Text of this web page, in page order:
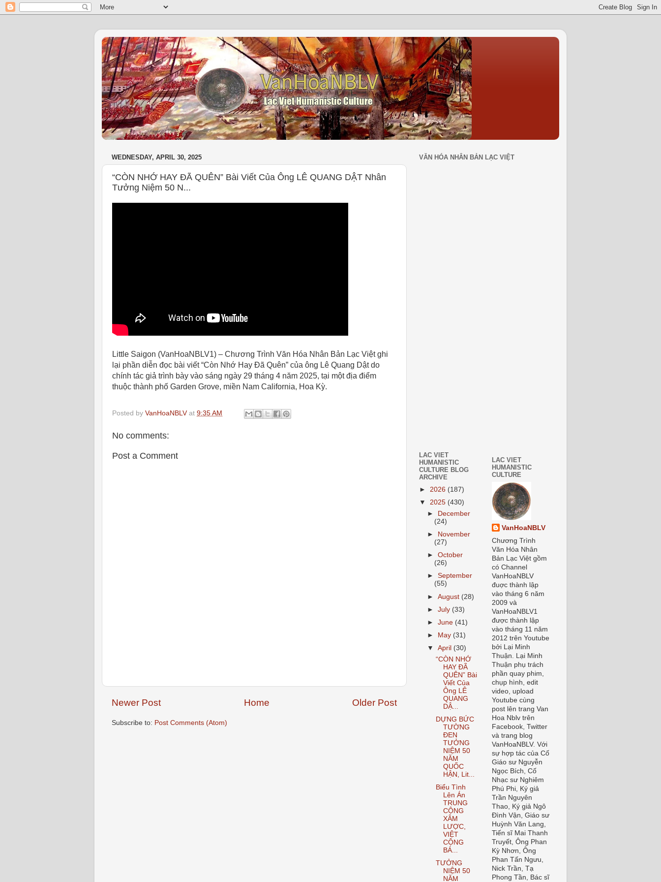
WEDNESDAY, APRIL 30, 2025
“CÒN NHỚ HAY ĐÃ QUÊN” Bài Viết Của Ông LÊ QUANG DẬT Nhân
Tưởng Niệm 50 N...
Little Saigon (VanHoaNBLV1) – Chương Trình Văn Hóa Nhân Bản Lạc Việt ghi
lại phần diễn đọc bài viết “Còn Nhớ Hay Đã Quên” của ông Lê Quang Dật do
chính tác giả trình bày vào sáng ngày 29 tháng 4 năm 2025, tại một địa điểm
thuộc thành phố Garden Grove, miền Nam California, Hoa Kỳ.
Posted by VanHoaNBLV at 9:35 AM
No comments:
Post a Comment
Newer Post Older Post
Home
Subscribe to: Post Comments (Atom)
VĂN HÓA NHÂN BẢN LẠC VIỆT
LAC VIET
HUMANISTIC
CULTURE BLOG
ARCHIVE
► 2026 (187)
▼ 2025 (430)
►
December
(24)
►
November
(27)
►October
(26)
►September
(55)
►August (28)
►July (33)
►June (41)
►
May (31)
▼April (30)
“CÒN NHỚ
HAY ĐÃ
QUÊN” Bài
Viết Của
Ông LÊ
QUANG
DẬ...
DỰNG BỨC
TƯỜNG
ĐEN
TƯỞNG
NIỆM 50
NĂM
QUỐC
HẬN, Lit...
Biểu Tình
Lên Án
TRUNG
CỘNG
XÂM
LƯỢC,
VIỆT
CỘNG
BÁ...
TƯỞNG
NIỆM 50
NĂM
LAC VIET
HUMANISTIC
CULTURE
VanHoaNBLV
Chương Trình
Văn Hóa Nhân
Bản Lạc Việt gồm
có Channel
VanHoaNBLV
đuợc thành lập
vào tháng 6 năm
2009 và
VanHoaNBLV1
được thành lập
vào tháng 11 năm
2012 trên Youtube
bởi Lại Minh
Thuận. Lại Minh
Thuận phụ trách
phần quay phim,
chụp hình, edit
video, upload
Youtube cùng
post lên trang Van
Hoa Nblv trên
Facebook, Twitter
và trang blog
VanHoaNBLV. Với
sự hợp tác của Cố
Giáo sư Nguyễn
Ngọc Bích, Cố
Nhạc sư Nghiêm
Phú Phi, Ký giả
Trần Nguyên
Thao, Ký giả Ngô
Đình Vận, Giáo sư
Huỳnh Văn Lang,
Tiến sĩ Mai Thanh
Truyết, Ông Phan
Kỳ Nhơn, Ông
Phan Tấn Ngưu,
Nick Trần, Tạ
Phong Tần, Bác sĩ